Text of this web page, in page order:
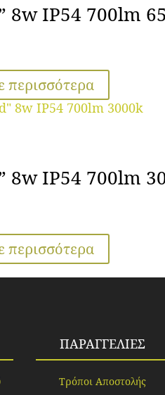
8w IP54 700lm
περισσότερα
8w IP54 700lm
περισσότερα
ΠΑΡΑΓΓΕΛΙΕΣ
Τρόποι Αποστολής